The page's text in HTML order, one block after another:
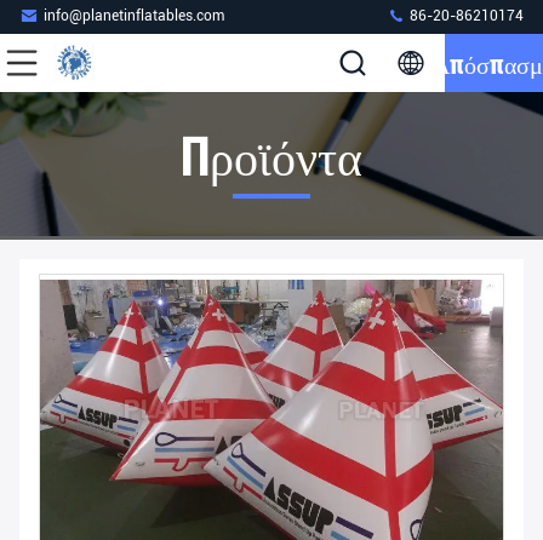
info@planetinflatables.com 86-20-86210174
Προϊόντα